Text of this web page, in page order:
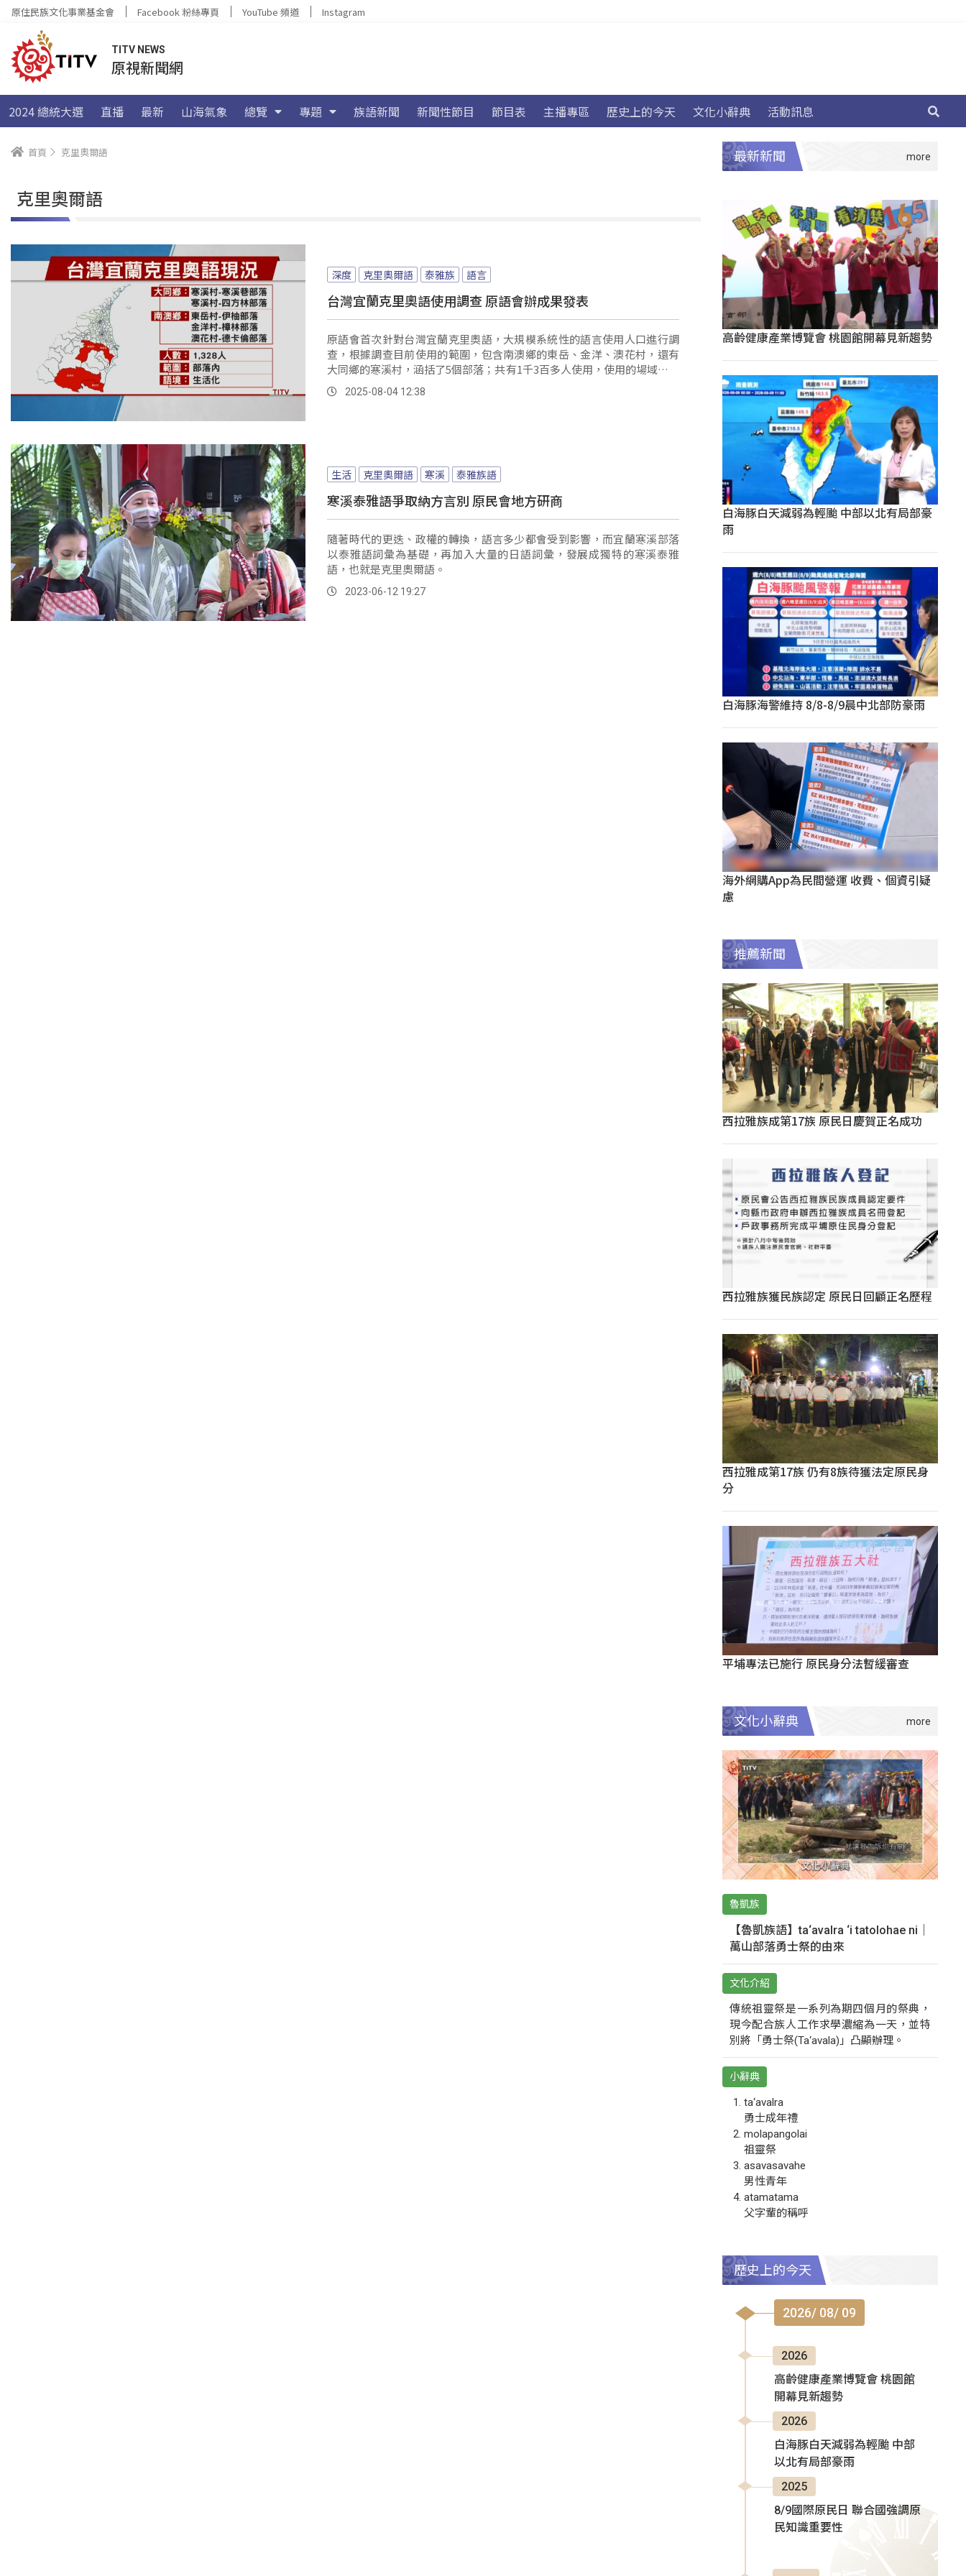
原住民族文化事業基金會 Facebook 粉絲專頁 YouTube 頻道 Instagram
TITV NEWS
原視新聞網
2024 總統大選 直播 最新 山海氣象 總覽 專題 族語新聞 新聞性節目 節目表 主播專區 歷史上的今天 文化小辭典 活動訊息
首頁 克里奧爾語
克里奧爾語
深度 克里奧爾語 泰雅族 語言
台灣宜蘭克里奧語使用調查 原語會辦成果發表
原語會首次針對台灣宜蘭克里奧語，大規模系統性的語言使用人口進行調
查，根據調查目前使用的範圍，包含南澳鄉的東岳、金洋、澳花村，還有
大同鄉的寒溪村，涵括了5個部落；共有1千3百多人使用，使用的場域主要
在部落裡，語境較為生活化。
2025-08-04 12:38
生活 克里奧爾語 寒溪 泰雅族語
寒溪泰雅語爭取納方言別 原民會地方研商
隨著時代的更迭、政權的轉換，語言多少都會受到影響，而宜蘭寒溪部落
以泰雅語詞彙為基礎，再加入大量的日語詞彙，發展成獨特的寒溪泰雅
語，也就是克里奧爾語。
2023-06-12 19:27
最新新聞
高齡健康產業博覽會 桃園館開幕見新趨勢
白海豚白天減弱為輕颱 中部以北有局部豪
雨
白海豚海警維持 8/8-8/9晨中北部防豪雨
海外網購App為民間營運 收費、個資引疑
慮
推薦新聞
西拉雅族成第17族 原民日慶賀正名成功
西拉雅族獲民族認定 原民日回顧正名歷程
西拉雅成第17族 仍有8族待獲法定原民身
分
平埔專法已施行 原民身分法暫緩審查
文化小辭典
魯凱族
【魯凱族語】ta‘avalra ‘i tatolohae ni｜
萬山部落勇士祭的由來
文化介紹
傳統祖靈祭是一系列為期四個月的祭典，
現今配合族人工作求學濃縮為一天，並特
別將「勇士祭(Ta‘avala)」凸顯辦理。
小辭典
ta‘avalra
勇士成年禮
molapangolai
祖靈祭
asavasavahe
男性青年
atamatama
父字輩的稱呼
歷史上的今天
2026/ 08/ 09
2026
高齡健康產業博覽會 桃園館
開幕見新趨勢
2026
白海豚白天減弱為輕颱 中部
以北有局部豪雨
2025
8/9國際原民日 聯合國強調原
民知識重要性